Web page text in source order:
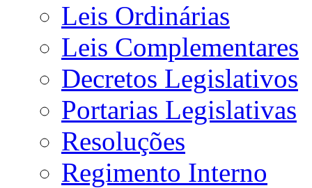
Leis Ordinárias
Leis Complementares
Decretos Legislativos
Portarias Legislativas
Resoluções
Regimento Interno